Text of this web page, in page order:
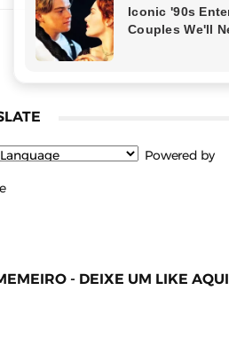
Powered by
- DEIXE UM LIKE AQUI